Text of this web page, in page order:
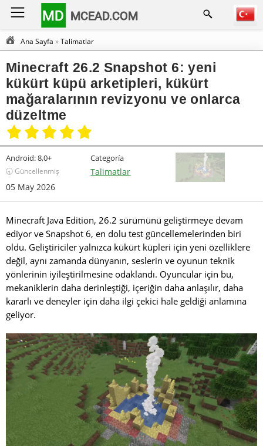
MD MCEAD.COM
Ana Sayfa »Talimatlar
Minecraft 26.2 Snapshot 6: yeni
kükürt küpü arketipleri, kükürt
mağaralarının revizyonu ve onlarca
düzeltme
Android:8,0+
🕣 Güncellenmiş
05 May 2026
Categoría
Talimatlar
Minecraft Java Edition, 26.2 sürümünü geliştirmeye devam
ediyor ve Snapshot 6, en dolu test güncellemelerinden biri
oldu. Geliştiriciler yalnızca kükürt küpleri için yeni özelliklere
değil, aynı zamanda dünyanın, seslerin ve oyunun teknik
yönlerinin iyileştirilmesine odaklandı. Oyuncular için bu,
mekaniklerin daha derinleştiği, içeriğin daha anlaşılır, daha
kararlı ve deneyler için daha ilgi çekici hale geldiği anlamına
geliyor.